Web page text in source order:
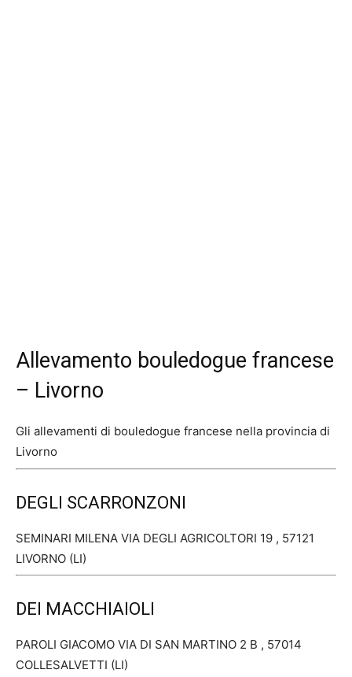
Allevamento bouledogue francese
– Livorno
Gli allevamenti di bouledogue francese nella provincia di
Livorno
DEGLI SCARRONZONI
SEMINARI MILENA VIA DEGLI AGRICOLTORI 19 , 57121
LIVORNO (LI)
DEI MACCHIAIOLI
PAROLI GIACOMO VIA DI SAN MARTINO 2 B , 57014
COLLESALVETTI (LI)